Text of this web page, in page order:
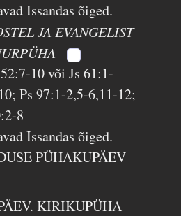
Issandas õiged.
JA EVANGELIST
10 või Js 61:1-
Ps 97:1-2,5-6,11-12;
8
Issandas õiged.
PÜHAKUPÄEV
KIRIKUPÜHA